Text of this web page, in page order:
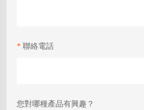
聯絡電話
您對哪種產品有興趣？